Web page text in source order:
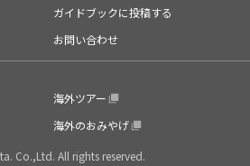
ガイドブックに投稿する
お問い合わせ
海外ツアー
海外のおみやげ
Co.,Ltd. All rights reserved.